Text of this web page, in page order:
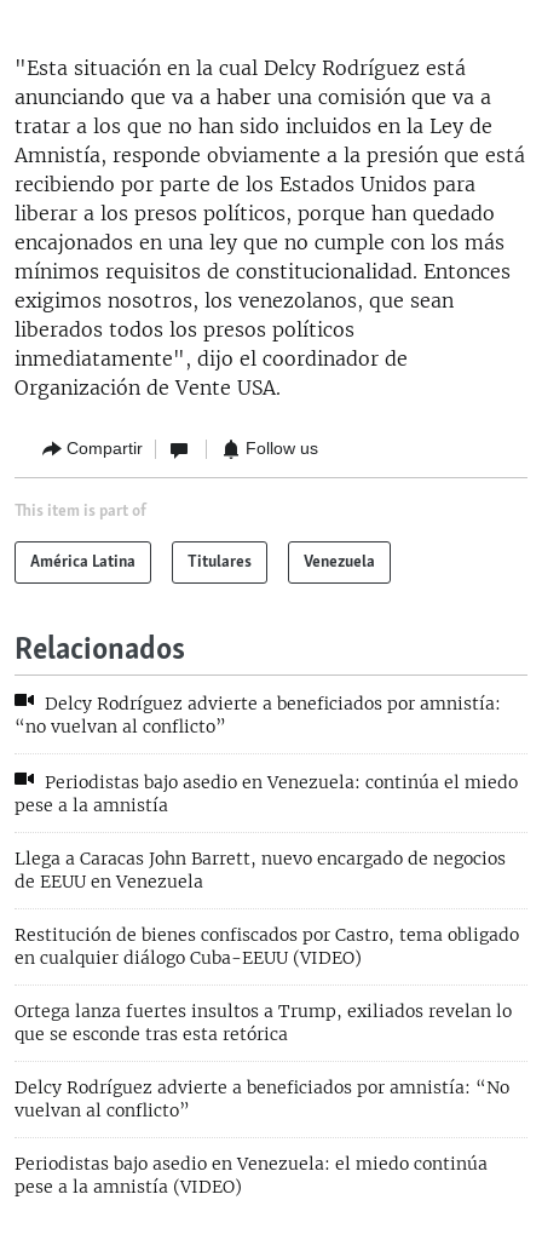
"Esta situación en la cual Delcy Rodríguez está
anunciando que va a haber una comisión que va a
tratar a los que no han sido incluidos en la Ley de
Amnistía, responde obviamente a la presión que está
recibiendo por parte de los Estados Unidos para
liberar a los presos políticos, porque han quedado
encajonados en una ley que no cumple con los más
mínimos requisitos de constitucionalidad. Entonces
exigimos nosotros, los venezolanos, que sean
liberados todos los presos políticos
inmediatamente", dijo el coordinador de
Organización de Vente USA.
Compartir Follow us
This item is part of
América Latina Titulares Venezuela
Relacionados
Delcy Rodríguez advierte a beneficiados por amnistía:
“no vuelvan al conflicto”
Periodistas bajo asedio en Venezuela: continúa el miedo
pese a la amnistía
Llega a Caracas John Barrett, nuevo encargado de negocios
de EEUU en Venezuela
Restitución de bienes confiscados por Castro, tema obligado
en cualquier diálogo Cuba-EEUU (VIDEO)
Ortega lanza fuertes insultos a Trump, exiliados revelan lo
que se esconde tras esta retórica
Delcy Rodríguez advierte a beneficiados por amnistía: “No
vuelvan al conflicto”
Periodistas bajo asedio en Venezuela: el miedo continúa
pese a la amnistía (VIDEO)